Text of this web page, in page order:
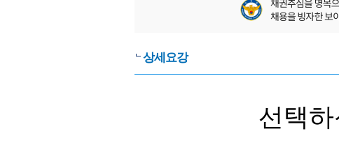
상세요강
선택